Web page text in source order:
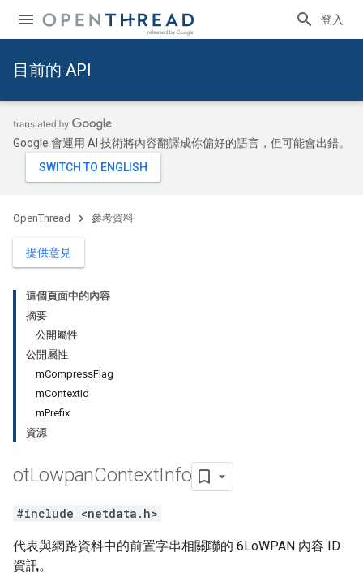
登入
目前的 API
Google 會運用 AI 技術將內容翻譯成你偏好的語言，但可能會出錯。
OpenThread 參考資料
提供意見
這個頁面中的內容
摘要
公開屬性
公開屬性
mCompressFlag
mContextId
mPrefix
資源
otLowpanContextInfo
#include <netdata.h>
代表與網路資料中的前置字串相關聯的 6LoWPAN 內容 ID
資訊。